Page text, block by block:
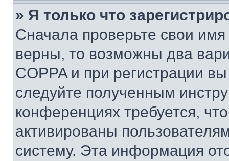
» Я только что
Сначала проверьте свои
верны, то возможны два
COPPA и при регистрации
следуйте полученным
конференциях требуется,
активированы
систему. Эта информация